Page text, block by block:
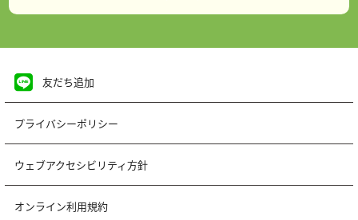
友だち追加
プライバシーポリシー
ウェブアクセシビリティ方針
オンライン利用規約